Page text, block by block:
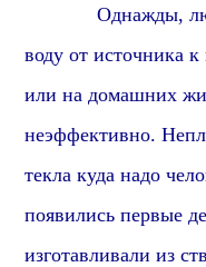
Однажды, люди
воду от источника
или на домашних
неэффективно.
текла куда надо
появились первые
изготавливали из